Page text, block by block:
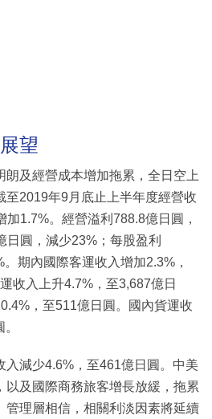
望
朗及經營成本增加拖累，全日空上
至2019年9月底止上半年度經營收
加1.7%。經營溢利788.8億日圓，
日圓，減少23%；每股盈利
期內國際客運收入增加2.3%，
收入上升4.7%，至3,687億日
，至511億日圓。國內貨運收
入減少4.6%，至461億日圓。中美
以及國際商務旅客增長放緩，拖累
管理層相信，相關利淡因素將延續